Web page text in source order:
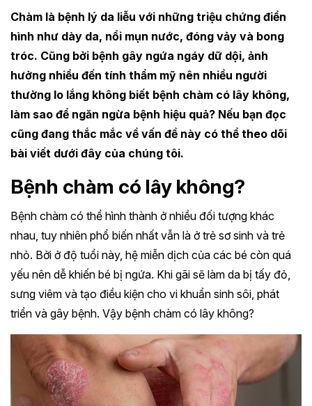
Chàm là bệnh lý da liễu với những triệu chứng điển
hình như dày da, nổi mụn nước, đóng vảy và bong
tróc. Cũng bởi bệnh gây ngứa ngáy dữ dội, ảnh
hưởng nhiều đến tính thẩm mỹ nên nhiều người
thường lo lắng không biết bệnh chàm có lây không,
làm sao để ngăn ngừa bệnh hiệu quả? Nếu bạn đọc
cũng đang thắc mắc về vấn đề này có thể theo dõi
bài viết dưới đây của chúng tôi.
Bệnh chàm có lây không?
Bệnh chàm có thể hình thành ở nhiều đối tượng khác
nhau, tuy nhiên phổ biến nhất vẫn là ở trẻ sơ sinh và trẻ
nhỏ. Bởi ở độ tuổi này, hệ miễn dịch của các bé còn quá
yếu nên dễ khiến bé bị ngứa. Khi gãi sẽ làm da bị tấy đỏ,
sưng viêm và tạo điều kiện cho vi khuẩn sinh sôi, phát
triển và gây bệnh. Vậy bệnh chàm có lây không?